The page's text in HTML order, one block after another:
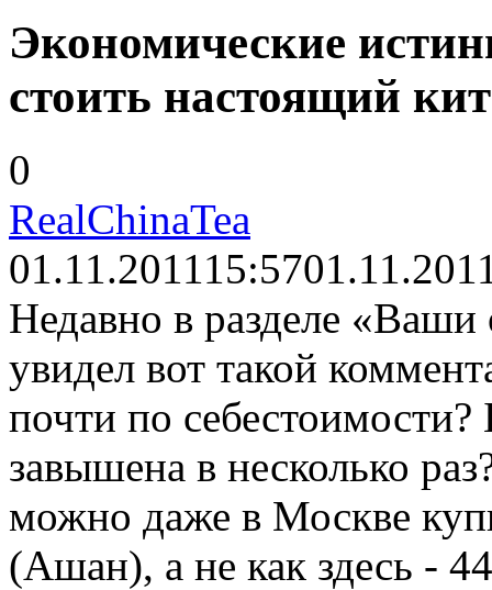
Экономические
стоить настоящий
0
RealChinaTea
01.11.201115:57
Недавно в разделе
увидел вот такой
почти по себестоимости?
завышена в несколько
можно даже в Москве
(Ашан), а не как здесь -